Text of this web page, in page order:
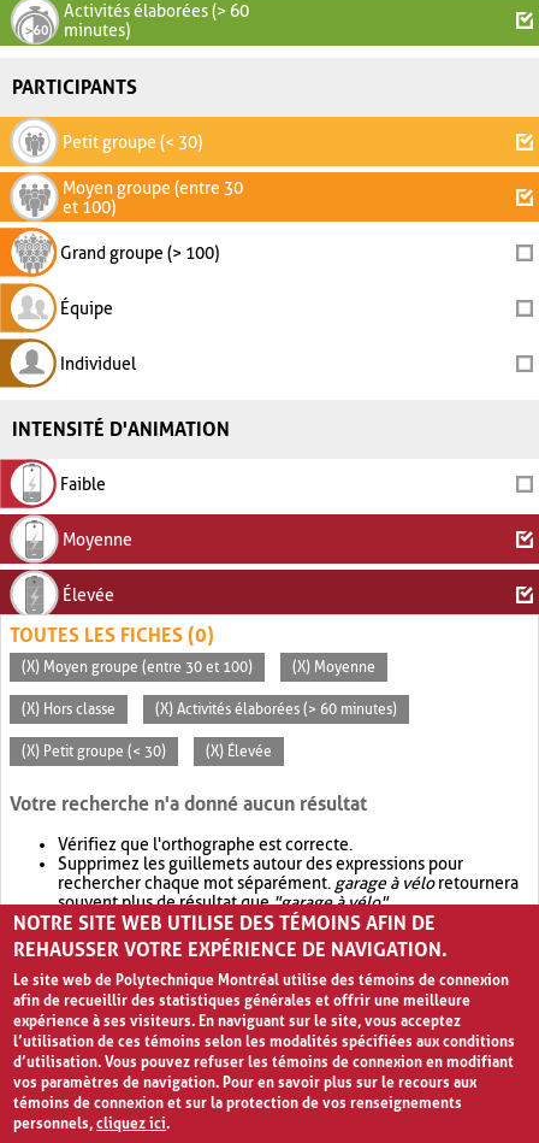
Activités élaborées (> 60
minutes)
PARTICIPANTS
Petit groupe (< 30)
Moyen groupe (entre 30
et 100)
Grand groupe (> 100)
Équipe
Individuel
INTENSITÉ D'ANIMATION
Faible
Moyenne
Élevée
TOUTES LES FICHES (0)
(X) Moyen groupe (entre 30 et 100) (X) Moyenne
(X) Hors classe (X) Activités élaborées (> 60 minutes)
(X) Petit groupe (< 30) (X) Élevée
Votre recherche n'a donné aucun résultat
Vérifiez que l'orthographe est correcte.
Supprimez les guillemets autour des expressions pour
rechercher chaque mot séparément. garage à véloretournera
souvent plus de résultat que"garage à vélo".
Envisagez d'élargir votre recherche avec OR.garage OR vélo
retournera souvent plus de résultat quegarage à vélo
NOTRE SITE WEB UTILISE DES TÉMOINS AFIN DE
REHAUSSER VOTRE EXPÉRIENCE DE NAVIGATION.
Le site web de Polytechnique Montréal utilise des témoins de connexion
afin de recueillir des statistiques générales et offrir une meilleure
expérience à ses visiteurs. En naviguant sur le site, vous acceptez
l’utilisation de ces témoins selon les modalités spécifiées aux conditions
d’utilisation. Vous pouvez refuser les témoins de connexion en modifiant
vos paramètres de navigation. Pour en savoir plus sur le recours aux
témoins de connexion et sur la protection de vos renseignements
personnels,cliquez ici.